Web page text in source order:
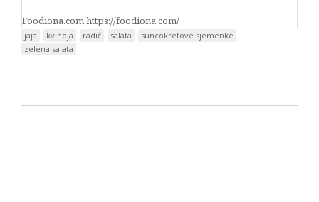
Foodiona.com https://foodiona.com/
jaja kvinoja radič salata
suncokretove sjemenke
zelena salata